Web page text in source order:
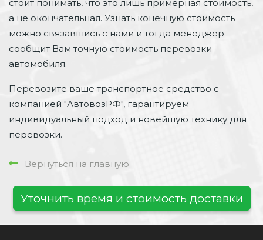
стоит понимать, что это лишь примерная стоимость,
а не окончательная. Узнать конечную стоимость
можно связавшись с нами и тогда менеджер
сообщит Вам точную стоимость перевозки
автомобиля.
Перевозите ваше транспортное средство с
компанией "АвтовозРФ", гарантируем
индивидуальный подход и новейшую технику для
перевозки.
Вернуться на главную
Уточнить время и стоимость доставки